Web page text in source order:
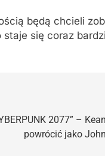
będą chcieli
się coraz
2077” –
powrócić jako